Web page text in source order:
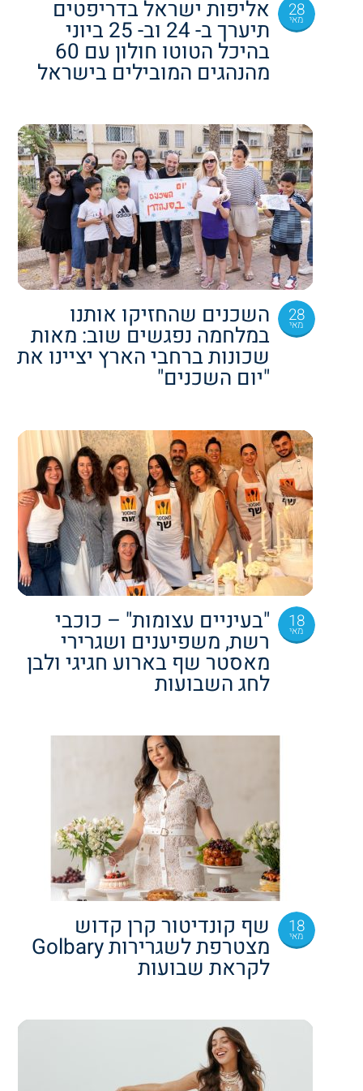
28
מאי אליפות ישראל בדריפטים
תיערך ב- 24 וב- 25 ביוני
בהיכל הטוטו חולון עם 60
מהנהגים המובילים בישראל
28
מאי השכנים שהחזיקו אותנו
במלחמה נפגשים שוב: מאות
שכונות ברחבי הארץ יציינו את
"יום השכנים"
18
מאי "בעיניים עצומות" – כוכבי
רשת, משפיענים ושגרירי
מאסטר שף בארוע חגיגי ולבן
לחג השבועות
18
מאי שף קונדיטור קרן קדוש
מצטרפת לשגרירות Golbary
לקראת שבועות